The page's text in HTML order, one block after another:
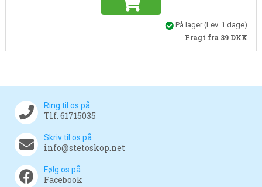
På lager(Lev. 1 dage)
Fragt fra 39 DKK
Ring til os på
Tlf. 61715035
Skriv til os på
info@stetoskop.net
Følg os på
Facebook